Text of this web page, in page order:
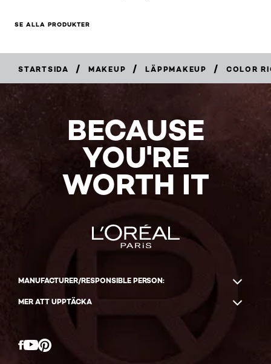
SE ALLA PRODUKTER
STARTSIDA / MAKEUP / LÄPPMAKEUP / COLOR
BECAUSE
YOU'RE
WORTH IT
MANUFACTURER/RESPONSIBLE PERSON:
MER ATT UPPTÄCKA